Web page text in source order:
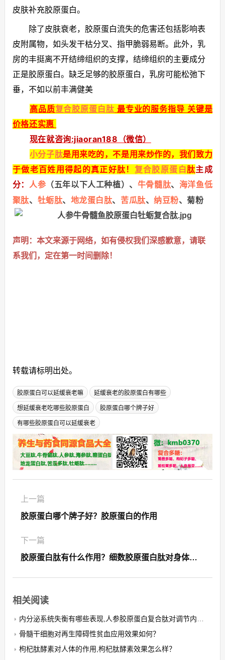
皮肤补充胶原蛋白。
除了皮肤衰老，胶原蛋白流失的危害还包括影响表
皮附属物，如头发干枯分叉、指甲脆弱易断。此外，乳
房的丰挺离不开结缔组织的支撑，结缔组织的主要成分
正是胶原蛋白。缺乏足够的胶原蛋白，乳房可能松弛下
垂，不如以前丰满健美
高品质复合胶原蛋白肽 最专业的服务指导 关键是
价格还实惠
现在就咨询:jiaoran188（微信）
小分子肽是用来吃的，不是用来炒作的，我们致力
于做老百姓用得起的真正好肽！ 复合胶原蛋白肽主成
分：人参 （五年以下人工种植）、 牛骨髓肽、 海洋鱼低
聚肽、 牡蛎肽、 地龙蛋白肽、 苦瓜肽、纳豆粉、菊粉
声明：本文来源于网络，如有侵权我们深感歉意，请联
系我们，定在第一时间删除！
转载请标明出处。
胶原蛋白可以延缓衰老嘛 延缓衰老的胶原蛋白有哪些
想延缓衰老吃哪些胶原蛋白 胶原蛋白哪个牌子好
有哪些胶原蛋白可以延缓衰老
上一篇
胶原蛋白哪个牌子好？胶原蛋白的作用
下一篇
胶原蛋白肽有什么作用？细数胶原蛋白肽对身体的七个作用
相关阅读
内分泌系统失衡有哪些表现,人参胶原蛋白复合肽对调节内分泌有帮助吗？
骨髓干细胞对再生障碍性贫血应用效果如何？
枸杞肽酵素对人体的作用,枸杞肽酵素效果怎么样？